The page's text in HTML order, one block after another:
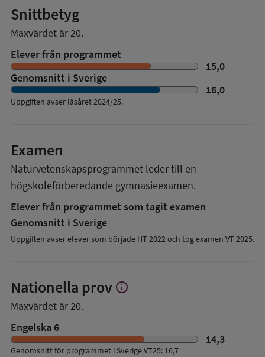
Snittbetyg
Maxvärdet är 20.
Elever från programmet
15,0
Genomsnitt i Sverige
16,0
Uppgiften avser läsåret2024/25.
Examen
Naturvetenskapsprogrammet leder till en
högskoleförberedande gymnasieexamen.
Elever från programmet som tagit examen
Genomsnitt i Sverige
Uppgiften avser elever som började HT 2022 och tog examen VT 2025.
Nationella prov Visa
prov
info
Maxvärdet är 20.
Engelska 6
14,3
Genomsnitt för programmet i Sverige VT25: 16,7